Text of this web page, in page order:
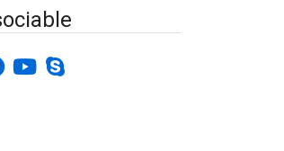
f
telegrama
youtubeskype